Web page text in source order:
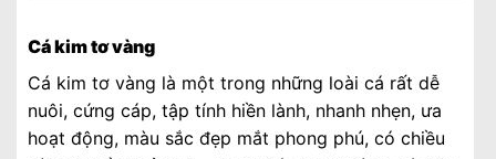
Cá kim tơ vàng
Cá kim tơ vàng là một trong những loài cá rất dễ
nuôi, cứng cáp, tập tính hiền lành, nhanh nhẹn, ưa
hoạt động, màu sắc đẹp mắt phong phú, có chiều